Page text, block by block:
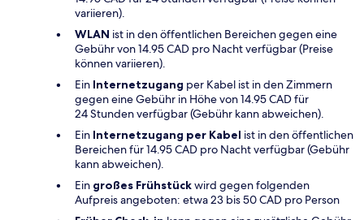
variieren).
WLAN ist in den öffentlichen Bereichen gegen eine
Gebühr von 14.95 CAD pro Nacht verfügbar (Preise
können variieren).
Ein Internetzugang per Kabel ist in den Zimmern
gegen eine Gebühr in Höhe von 14.95 CAD für
24 Stunden verfügbar (Gebühr kann abweichen).
Ein Internetzugang per Kabel ist in den öffentlichen
Bereichen für 14.95 CAD pro Nacht verfügbar (Gebühr
kann abweichen).
Ein großes Frühstückwird gegen folgenden
Aufpreis angeboten: etwa 23 bis 50 CAD pro Person